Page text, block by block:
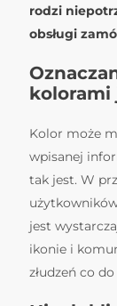
rodzi
obsługi
kolorami
Kolor może
wpisanej
tak jest. W
jest
ikonie i
złudzeń co